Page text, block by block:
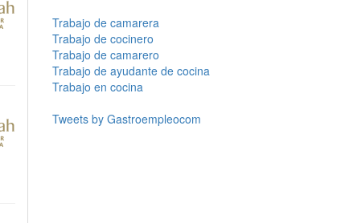
Trabajo de camarera
Trabajo de cocinero
Trabajo de camarero
Trabajo de ayudante de cocina
Trabajo en cocina
Tweets by Gastroempleocom